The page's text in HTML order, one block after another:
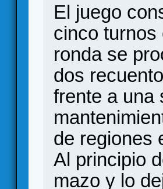
El juego
cinco turnos
ronda se
dos
frente a una
de regiones
Al principio
mazo y lo